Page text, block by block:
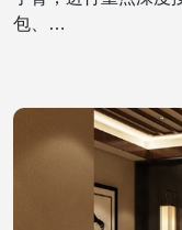
包、…